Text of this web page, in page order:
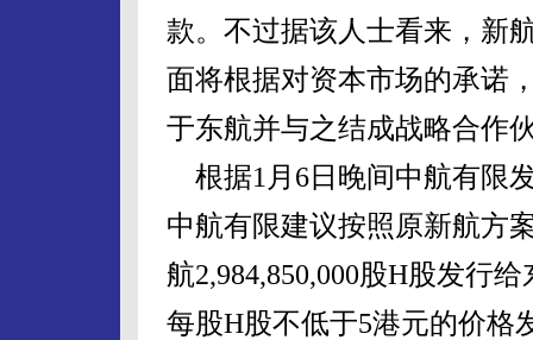
款。不过据该人士看来，新
面将根据对资本市场的承诺
于东航并与之结成战略合作
根据1月6日晚间中航有限
中航有限建议按照原新航方
航2,984,850,000股H股发行
每股H股不低于5港元的价格